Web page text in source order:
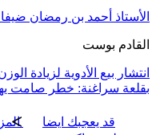
الأستاذ أحمد بن رمضان
القادم بوست
انتشار بيع الأدوية لزيادة
بقلعة سراغنة: خطر صامت
قد يعجبك ايضا